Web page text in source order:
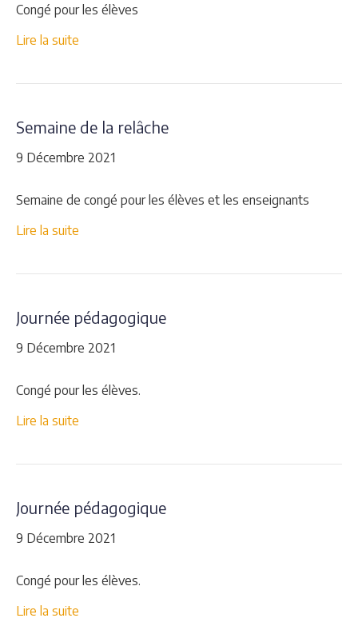
Congé pour les élèves
Lire la suite
Semaine de la relâche
9 Décembre 2021
Semaine de congé pour les élèves et les enseignants
Lire la suite
Journée pédagogique
9 Décembre 2021
Congé pour les élèves.
Lire la suite
Journée pédagogique
9 Décembre 2021
Congé pour les élèves.
Lire la suite